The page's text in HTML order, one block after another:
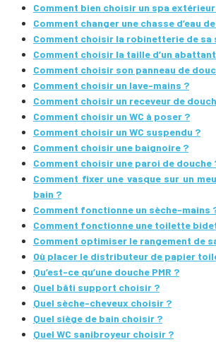
Comment bien choisir un spa
Comment changer une chasse d’eau de
Comment choisir la robinetterie de sa
Comment choisir la taille d’un abattant
Comment choisir son panneau de
Comment choisir un lave-mains ?
Comment choisir un receveur de
Comment choisir un WC à poser ?
Comment choisir un WC suspendu ?
Comment choisir une baignoire ?
Comment choisir une paroi de douche
Comment fixer une vasque sur un
bain ?
Comment fonctionne un sèche-mains
Comment fonctionne une toilette
Comment optimiser le rangement de
Où placer le distributeur de papier
Qu’est-ce qu’une douche PMR ?
Quel bâti support choisir ?
Quel sèche-cheveux choisir ?
Quel siège de bain choisir ?
Quel WC sanibroyeur choisir ?